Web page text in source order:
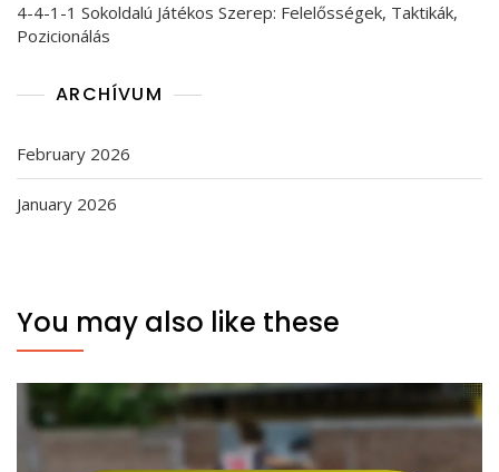
4-4-1-1 Sokoldalú Játékos Szerep: Felelősségek, Taktikák,
Pozicionálás
ARCHÍVUM
February 2026
January 2026
You may also like these